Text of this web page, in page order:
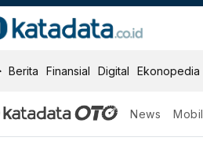
KatadataOTO
Berita Finansial Digital Ekonopedia
News Mobil